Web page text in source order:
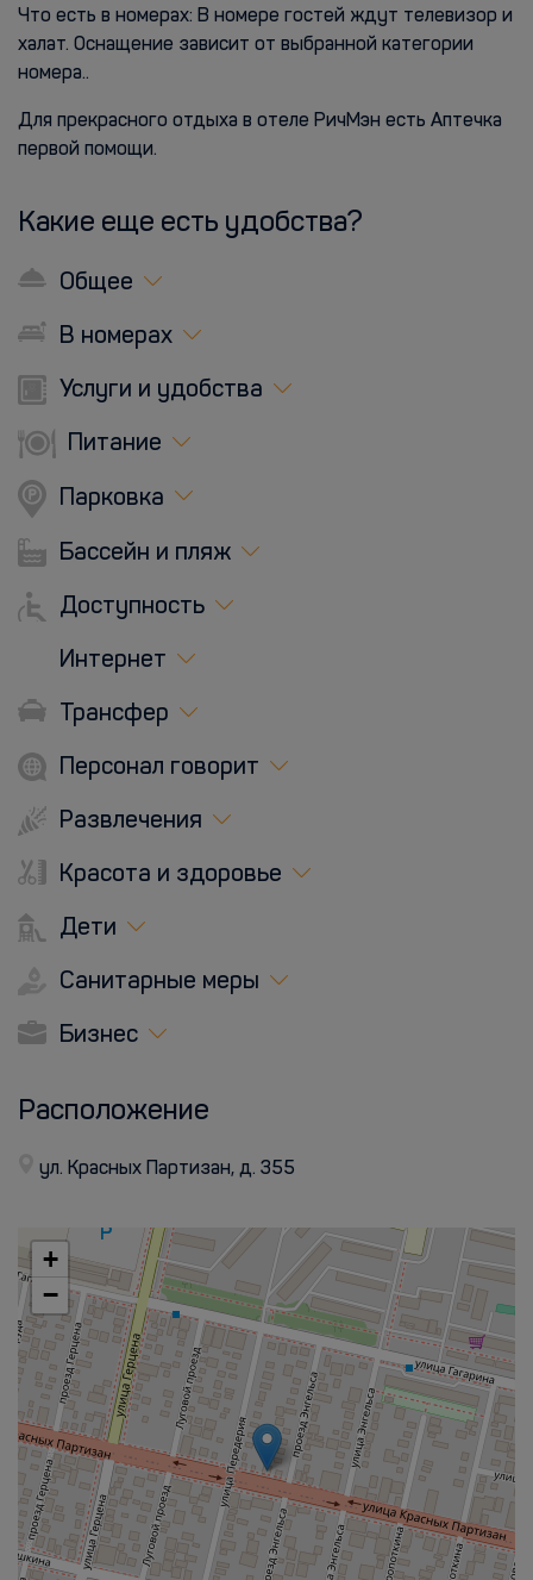
Что есть в номерах: В номере гостей ждут телевизор и
халат. Оснащение зависит от выбранной категории
номера..
Для прекрасного отдыха в отеле РичМэн есть Аптечка
первой помощи.
Какие еще есть удобства?
Общее
В номерах
Услуги и удобства
Питание
Парковка
Бассейн и пляж
Доступность
Интернет
Трансфер
Персонал говорит
Развлечения
Красота и здоровье
Дети
Санитарные меры
Бизнес
Расположение
ул. Красных Партизан, д. 355
+
−